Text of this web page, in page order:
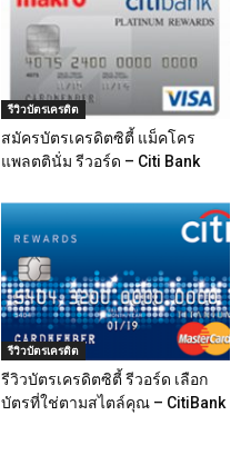
รีวิวบัตรเครดิต
สมัครบัตรเครดิตซิตี้ แม็คโคร
แพลตตินั่ม รีวอร์ด – Citi Bank
รีวิวบัตรเครดิต
รีวิวบัตรเครดิตซิตี้ รีวอร์ด เลือก
บัตรที่ใช่ตามสไตล์คุณ – CitiBank